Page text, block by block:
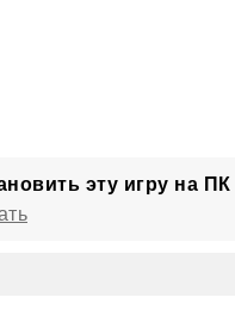
эту игру на ПК